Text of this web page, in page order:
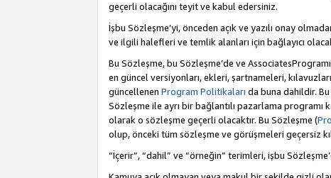
geçerli olacağını teyit ve kabul edersiniz.
İşbu Sözleşme’yi, önceden açık ve yazılı onay
ve ilgili halefleri ve temlik alanları için bağlayıcı
Bu Sözleşme, bu Sözleşme’de ve
en güncel versiyonları, ekleri, şartnameleri,
güncellenen Program Politikaları da buna dahildir.
Sözleşme ile ayrı bir bağlantılı pazarlama programı
olarak o sözleşme geçerli olacaktır. Bu Sözleşme (
olup, önceki tüm sözleşme ve görüşmeleri geçersiz
“İçerir”, “dahil” ve “örneğin” terimleri, işbu